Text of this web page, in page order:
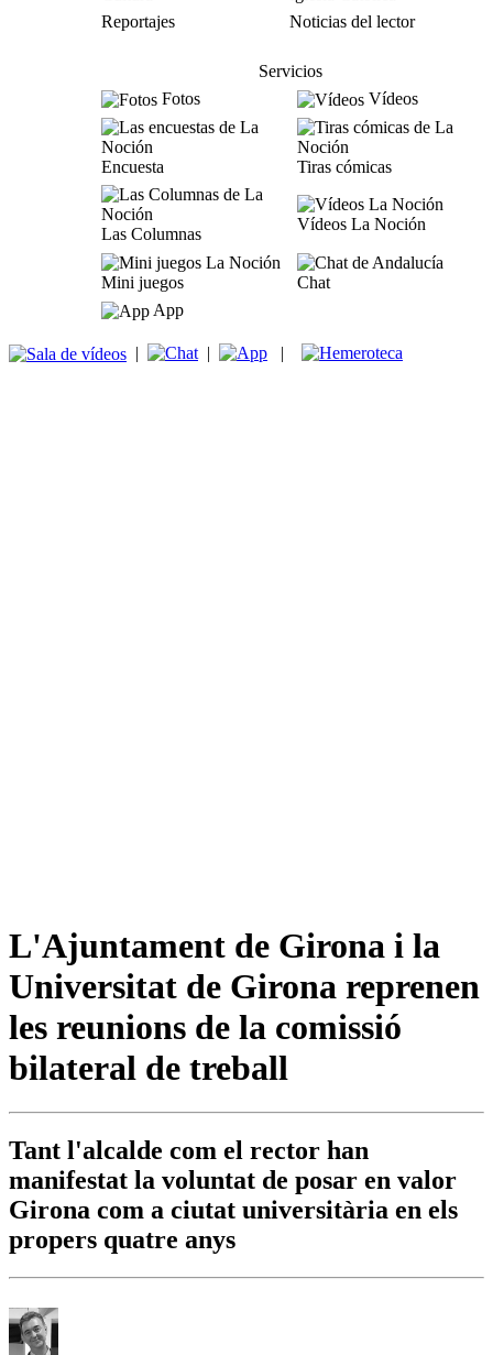
Reportajes
Noticias del lector
Servicios
Fotos
Vídeos
Encuesta Tiras cómicas
Las Columnas
Vídeos La Noción
Mini juegos
Chat
App
| | |
L'Ajuntament de Girona i la
Universitat de Girona reprenen
les reunions de la comissió
bilateral de treball
Tant l'alcalde com el rector han
manifestat la voluntat de posar en valor
Girona com a ciutat universitària en els
propers quatre anys